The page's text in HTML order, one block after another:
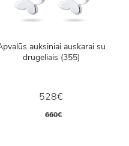
auksiniai auskarai su
drugeliais (355)
528€
660€